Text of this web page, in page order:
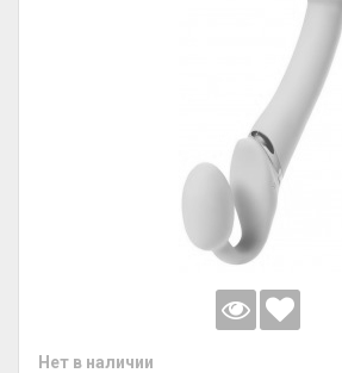
Нет в наличии